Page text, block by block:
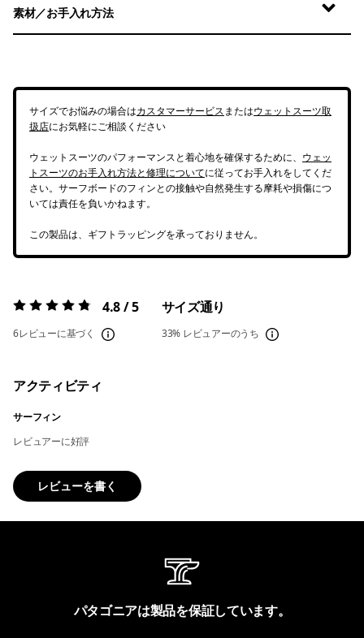
素材／お手入れ方法
サイズでお悩みの場合はカスタマーサービスまたはウェットスーツ取
扱店にお気軽にご相談ください
ウェットスーツのパフォーマンスと着心地を確保するために、 ウェッ
トスーツのお手入れ方法と修理についてに従ってお手入れをしてくだ
さい。サーフボードのフィンとの接触や自然発生する摩耗や損傷につ
いては責任を負いかねます。
この製品は、ギフトラッピングを承っておりません。
評価:4.8 / 5 4.8 / 5
6レビューに基づく
サイズ通り
33% レビュアーのうち
アクティビティ
サーフィン
レビュアーに好評
レビューを書く
パタゴニアは製品を保証しています。